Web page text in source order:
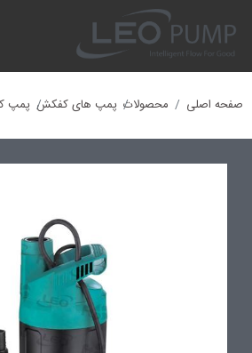
صفحه اصلی محصولات پمپ های کفکش پمپ